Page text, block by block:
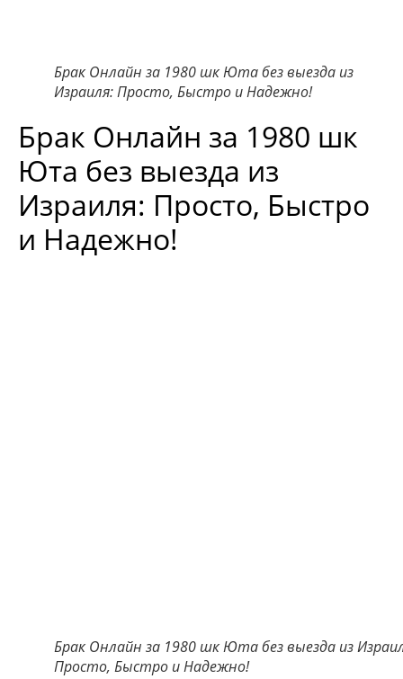
Брак Онлайн за 1980 шк Юта без выезда из
Израиля: Просто, Быстро и Надежно!
Брак Онлайн за 1980 шк
Юта без выезда из
Израиля: Просто, Быстро
и Надежно!
Брак Онлайн за 1980 шк Юта без выезда из
Просто, Быстро и Надежно!